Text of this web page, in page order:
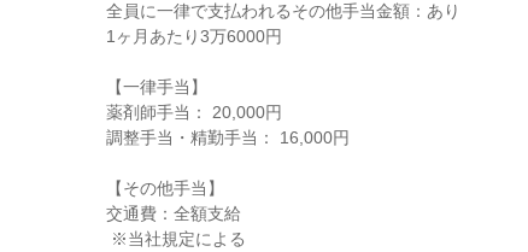
全員に一律で支払われるその他手当金額：あり
1ヶ月あたり3万6000円
【一律手当】
薬剤師手当： 20,000円
調整手当・精勤手当： 16,000円
【その他手当】
交通費：全額支給